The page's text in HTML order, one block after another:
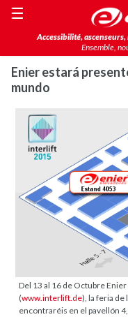
Accessibilité,
Ensemble,
☰
Enier estará
mundo
Del 13 al 16 de Octubre
(www.interlift.de), la feria de
encontraréis en el pavellón